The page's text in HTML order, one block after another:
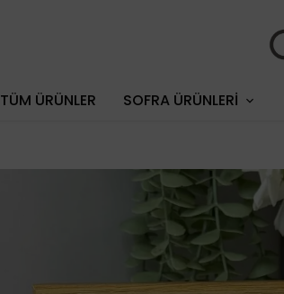
TÜM ÜRÜNLER SOFRA ÜRÜNLERİ